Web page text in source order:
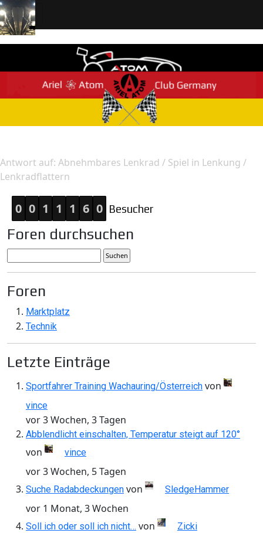
Antwort auf: Abnehmbares Lenkrad / Spiel in Lenkung /
Lenkradflattern
0 0 1 1 1 6 0 Besucher
Foren durchsuchen
Foren
Marktplatz
Technik
Letzte Einträge
Sportfahrer Training Wachauring/Österreich von
vince
vor 3 Wochen, 3 Tagen
Abblendlicht einschalten, Temperatur steigt auf 120°
von vince
vor 3 Wochen, 5 Tagen
Suche Radabdeckungen von SledgeHammer
vor 1 Monat, 3 Wochen
Soll ich oder soll ich nicht… von Zicki